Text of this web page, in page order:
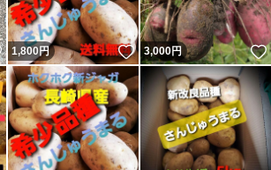
いいね！
1,800 円 いいね！
3,000円